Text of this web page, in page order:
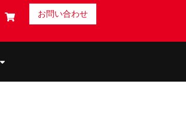
お問い合わせ